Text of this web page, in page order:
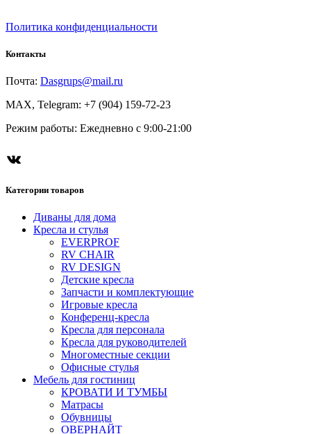
Политика конфиденциальности
Контакты
Почта: Dasgrups@mail.ru
MAX, Telegram: +7 (904) 159-72-23
Режим работы: Ежедневно с 9:00-21:00
Категории товаров
Диваны для дома
Кресла и стулья
EVERPROF
RV CHAIR
RV DESIGN
Детские кресла
Запчасти и комплектующие
Игровые кресла
Конференц-кресла
Кресла для персонала
Кресла для руководителей
Многоместные секции
Офисные стулья
Мебель для гостиниц
КРОВАТИ И ТУМБЫ
Матрасы
Обувницы
ОВЕРНАЙТ